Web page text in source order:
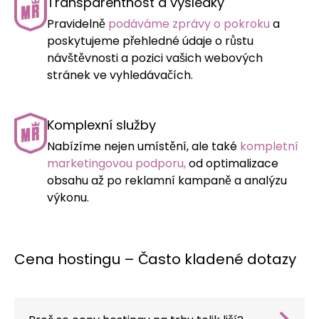
Pravidelně podáváme zprávy o pokroku a
poskytujeme přehledné údaje o růstu
návštěvnosti a pozici vašich webových
stránek ve vyhledávačích.
Komplexní služby
Nabízíme nejen umístění, ale také kompletní
marketingovou podporu,od optimalizace
obsahu až po reklamní kampaně a analýzu
výkonu.
Cena hostingu – Často kladené dotazy